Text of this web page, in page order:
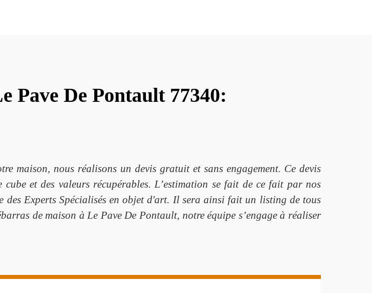
Pave De Pontault 77340:
maison, nous réalisons un devis gratuit et sans engagement. Ce devis
et des valeurs récupérables. L’estimation se fait de ce fait par nos
Experts Spécialisés en objet d'art. Il sera ainsi fait un listing de tous
de maison à Le Pave De Pontault, notre équipe s’engage à réaliser